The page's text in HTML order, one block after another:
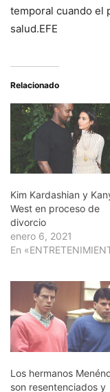
temporal cuando el
salud.EFE
Relacionado
Kim Kardashian y
West en proceso de
divorcio
enero 6, 2021
En
Los hermanos
son resentenciados y